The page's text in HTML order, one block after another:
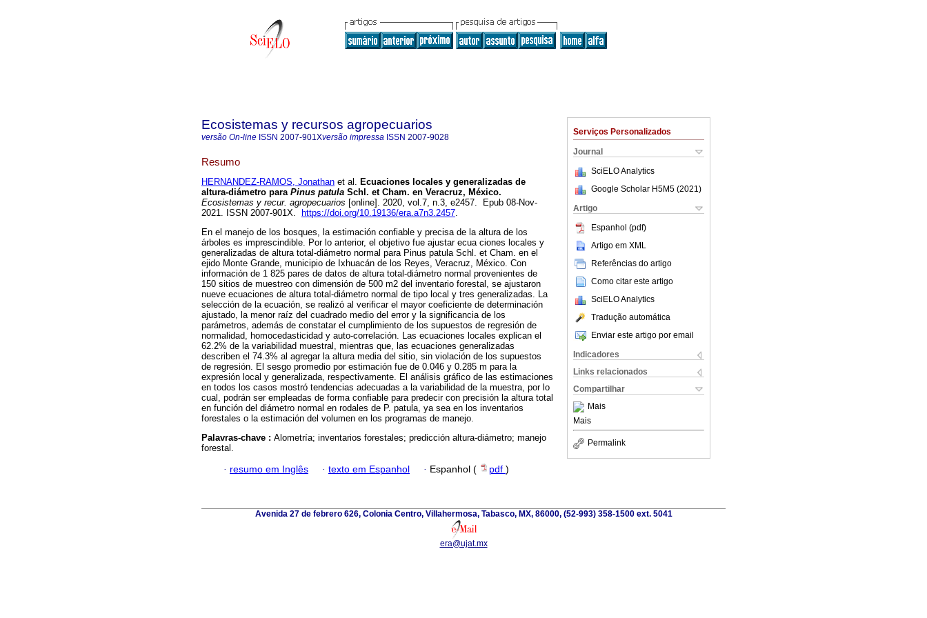
Serviços Personalizados
Journal
SciELO Analytics
Google Scholar H5M5 (2021 )
Artigo
Espanhol (pdf)
Artigo em XML
Referências do artigo
Como citar este artigo
SciELO Analytics
Tradução automática
Enviar este artigo por email
Indicadores
Links relacionados
Compartilhar
Mais
Mais
Permalink
Ecosistemas y recursos agropecuarios
versão On-line ISSN 2007-901Xversão impressa ISSN 2007-9028
Resumo
HERNANDEZ-RAMOS, Jonathan et al. Ecuaciones locales y generalizadas de
altura-diámetro para Pinus patula Schl. et Cham. en Veracruz, México.
Ecosistemas y recur. agropecuarios [online]. 2020, vol.7, n.3, e2457. Epub 08-Nov-
2021. ISSN 2007-901X.
https://doi.org/10.19136/era.a7n3.2457.
En el manejo de los bosques, la estimación confiable y precisa de la altura de los
árboles es imprescindible. Por lo anterior, el objetivo fue ajustar ecua ciones locales y
generalizadas de altura total-diámetro normal para Pinus patula Schl. et Cham. en el
ejido Monte Grande, municipio de Ixhuacán de los Reyes, Veracruz, México. Con
información de 1 825 pares de datos de altura total-diámetro normal provenientes de
150 sitios de muestreo con dimensión de 500 m2 del inventario forestal, se ajustaron
nueve ecuaciones de altura total-diámetro normal de tipo local y tres generalizadas. La
selección de la ecuación, se realizó al verificar el mayor coeficiente de determinación
ajustado, la menor raíz del cuadrado medio del error y la significancia de los
parámetros, además de constatar el cumplimiento de los supuestos de regresión de
normalidad, homocedasticidad y auto-correlación. Las ecuaciones locales explican el
62.2% de la variabilidad muestral, mientras que, las ecuaciones generalizadas
describen el 74.3% al agregar la altura media del sitio, sin violación de los supuestos
de regresión. El sesgo promedio por estimación fue de 0.046 y 0.285 m para la
expresión local y generalizada, respectivamente. El análisis gráfico de las estimaciones
en todos los casos mostró tendencias adecuadas a la variabilidad de la muestra, por lo
cual, podrán ser empleadas de forma confiable para predecir con precisión la altura total
en función del diámetro normal en rodales de P. patula, ya sea en los inventarios
forestales o la estimación del volumen en los programas de manejo.
Palavras-chave : Alometría; inventarios forestales; predicción altura-diámetro; manejo
forestal.
· resumo em Inglês · texto em Espanhol · Espanhol ( pdf )
Avenida 27 de febrero 626, Colonia Centro, Villahermosa, Tabasco, MX, 86000, (52-993) 358-1500 ext. 5041
era@ujat.mx